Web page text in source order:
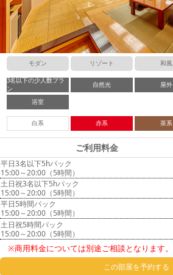
モダン リゾート 和風
3名以下の少人数プラ
ン
自然光 屋外
浴室
白系 赤系 茶系
ご利用料金
平日3名以下5hパック
15:00～20:00（5時間）
土日祝3名以下5hパック
15:00～20:00（5時間）
平日5時間パック
15:00～20:00（5時間）
土日祝5時間パック
15:00～20:00（5時間）
※商用料金については別途ご相談となります。
この部屋を予約する